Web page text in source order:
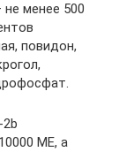
менее 500
повидон,
МЕ, а